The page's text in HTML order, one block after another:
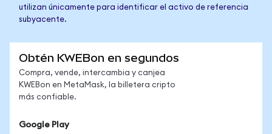
utilizan únicamente para identificar el activo de referencia
subyacente.
Obtén KWEBon en segundos
Compra, vende, intercambia y canjea
KWEBon en MetaMask, la billetera cripto
más confiable.
Google Play